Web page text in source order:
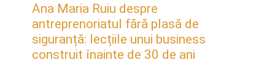
Ana Maria Ruiu despre
antreprenoriatul fără plasă de
siguranță: lecțiile unui business
construit înainte de 30 de ani